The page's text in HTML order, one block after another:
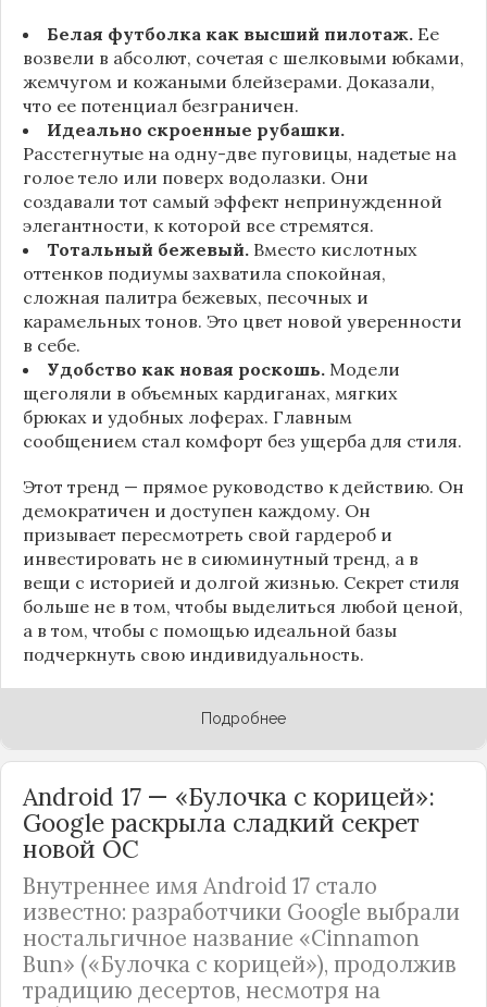
Белая футболка как высший пилотаж. Ее
возвели в абсолют, сочетая с шелковыми юбками,
жемчугом и кожаными блейзерами. Доказали,
что ее потенциал безграничен.
Идеально скроенные рубашки.
Расстегнутые на одну-две пуговицы, надетые на
голое тело или поверх водолазки. Они
создавали тот самый эффект непринужденной
элегантности, к которой все стремятся.
Тотальный бежевый. Вместо кислотных
оттенков подиумы захватила спокойная,
сложная палитра бежевых, песочных и
карамельных тонов. Это цвет новой уверенности
в себе.
Удобство как новая роскошь. Модели
щеголяли в объемных кардиганах, мягких
брюках и удобных лоферах. Главным
сообщением стал комфорт без ущерба для стиля.
Этот тренд — прямое руководство к действию. Он
демократичен и доступен каждому. Он
призывает пересмотреть свой гардероб и
инвестировать не в сиюминутный тренд, а в
вещи с историей и долгой жизнью. Секрет стиля
больше не в том, чтобы выделиться любой ценой,
а в том, чтобы с помощью идеальной базы
подчеркнуть свою индивидуальность.
Подробнее
Android 17 — «Булочка с корицей»:
Google раскрыла сладкий секрет
новой ОС
Внутреннее имя Android 17 стало
известно: разработчики Google выбрали
ностальгичное название «Cinnamon
Bun» («Булочка с корицей»), продолжив
традицию десертов, несмотря на